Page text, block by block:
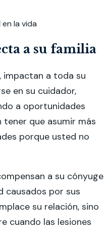
la vida
a su familia
impactan a toda su
en su cuidador,
a oportunidades
tener que asumir más
porque usted no
a su cónyuge
causados por sus
su relación, sino
cuando las lesiones